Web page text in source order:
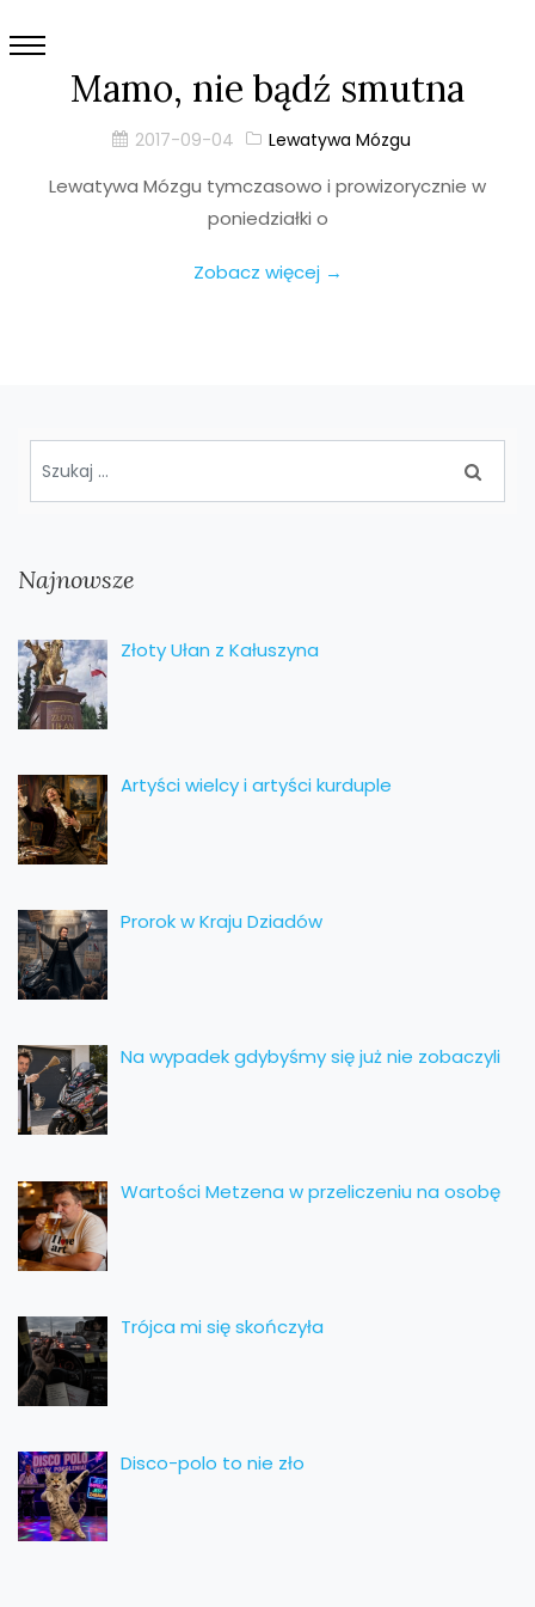
Mamo, nie bądź smutna
2017-09-04 Lewatywa Mózgu
Lewatywa Mózgu tymczasowo i prowizorycznie w
poniedziałki o
Zobacz więcej →
Najnowsze
Złoty Ułan z Kałuszyna
Artyści wielcy i artyści kurduple
Prorok w Kraju Dziadów
Na wypadek gdybyśmy się już nie zobaczyli
Wartości Metzena w przeliczeniu na osobę
Trójca mi się skończyła
Disco-polo to nie zło